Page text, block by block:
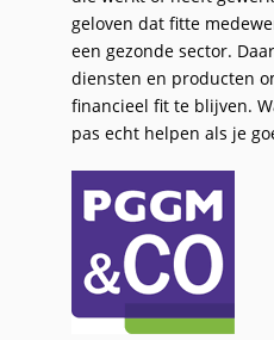
geloven dat fitte
een gezonde sector.
diensten en producten
financieel fit te blijven.
pas echt helpen als je